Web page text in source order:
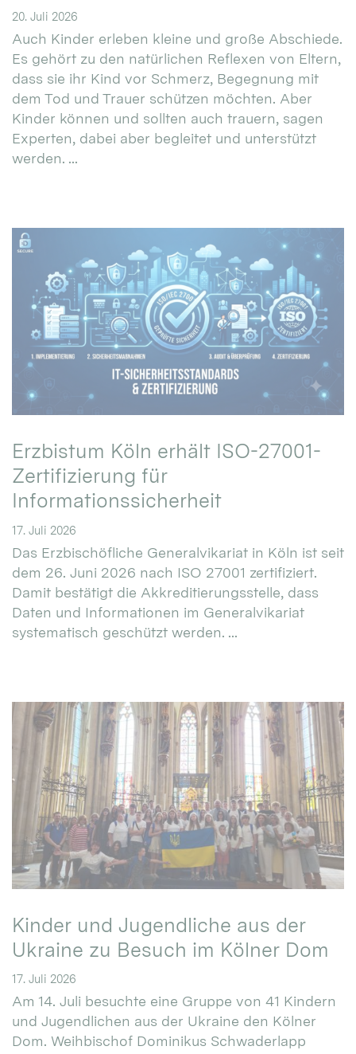
20. Juli 2026
Auch Kinder erleben kleine und große Abschiede.
Es gehört zu den natürlichen Reflexen von Eltern,
dass sie ihr Kind vor Schmerz, Begegnung mit
dem Tod und Trauer schützen möchten. Aber
Kinder können und sollten auch trauern, sagen
Experten, dabei aber begleitet und unterstützt
werden. ...
Erzbistum Köln erhält ISO-27001-
Zertifizierung für
Informationssicherheit
17. Juli 2026
Das Erzbischöfliche Generalvikariat in Köln ist seit
dem 26. Juni 2026 nach ISO 27001 zertifiziert.
Damit bestätigt die Akkreditierungsstelle, dass
Daten und Informationen im Generalvikariat
systematisch geschützt werden. ...
Kinder und Jugendliche aus der
Ukraine zu Besuch im Kölner Dom
17. Juli 2026
Am 14. Juli besuchte eine Gruppe von 41 Kindern
und Jugendlichen aus der Ukraine den Kölner
Dom. Weihbischof Dominikus Schwaderlapp